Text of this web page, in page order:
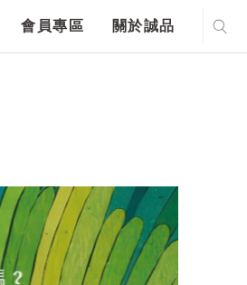
會員專區 關於誠品